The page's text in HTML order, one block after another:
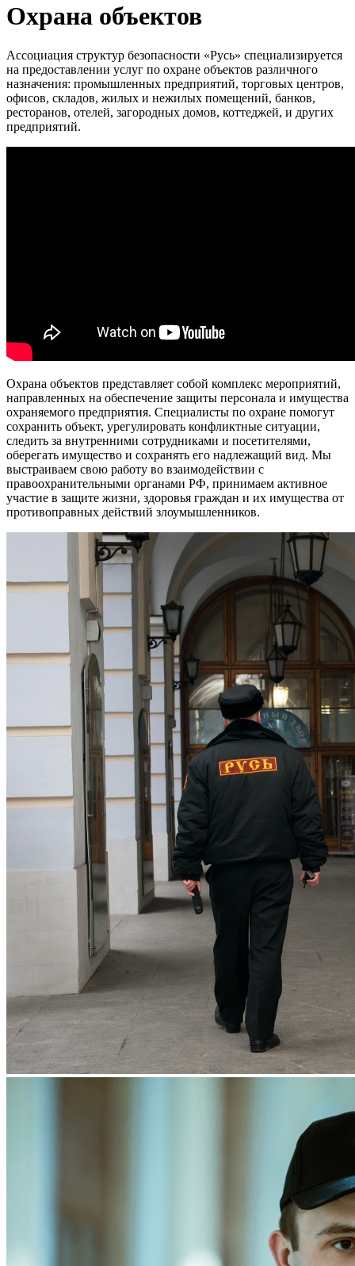
Охрана объектов
Ассоциация структур безопасности «Русь» специализируется
на предоставлении услуг по охране объектов различного
назначения: промышленных предприятий, торговых центров,
офисов, складов, жилых и нежилых помещений, банков,
ресторанов, отелей, загородных домов, коттеджей, и других
предприятий.
Охрана объектов представляет собой комплекс мероприятий,
направленных на обеспечение защиты персонала и имущества
охраняемого предприятия. Специалисты по охране помогут
сохранить объект, урегулировать конфликтные ситуации,
следить за внутренними сотрудниками и посетителями,
оберегать имущество и сохранять его надлежащий вид. Мы
выстраиваем свою работу во взаимодействии с
правоохранительными органами РФ, принимаем активное
участие в защите жизни, здоровья граждан и их имущества от
противоправных действий злоумышленников.